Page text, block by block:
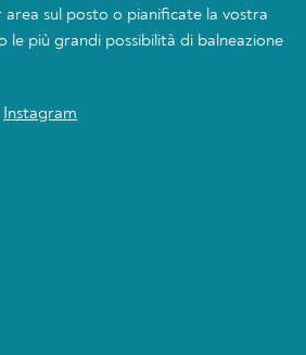
area sul posto o pianificate la vostra
le più grandi possibilità di balneazione
Instagram